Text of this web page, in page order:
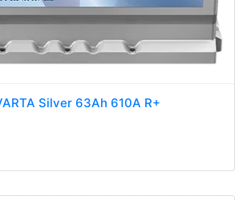
Silver 63Ah 610A R+